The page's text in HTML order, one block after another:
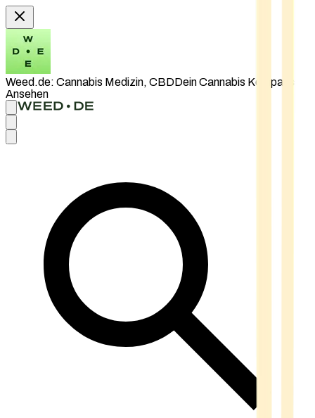
Weed.de: Cannabis Medizin, CBDDein Cannabis Kompass
Ansehen